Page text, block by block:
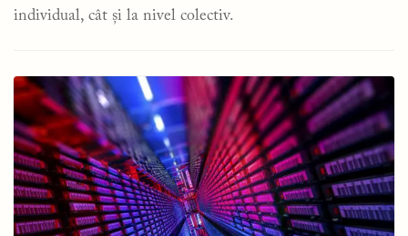
individual, cât și la nivel colectiv.